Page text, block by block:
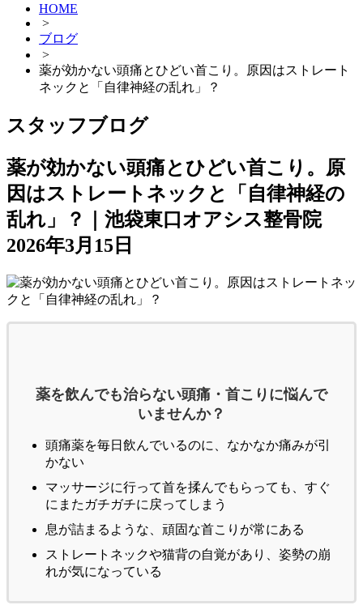
HOME
>
ブログ
>
薬が効かない頭痛とひどい首こり。原因はストレート
ネックと「自律神経の乱れ」？
スタッフブログ
薬が効かない頭痛とひどい首こり。原
因はストレートネックと「自律神経の
乱れ」？｜池袋東口オアシス整骨院
2026年3月15日
薬を飲んでも治らない頭痛・首こりに悩んで
いませんか？
頭痛薬を毎日飲んでいるのに、なかなか痛みが引
かない
マッサージに行って首を揉んでもらっても、すぐ
にまたガチガチに戻ってしまう
息が詰まるような、頑固な首こりが常にある
ストレートネックや猫背の自覚があり、姿勢の崩
れが気になっている